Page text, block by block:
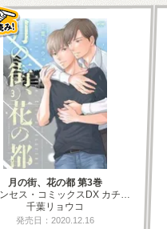
月の街、花の都 第3巻
セス・コミックスDX カチ…
千葉リョウコ
発売日：2020.12.16